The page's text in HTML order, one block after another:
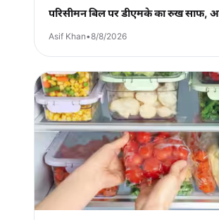
परिसीमन बिल पर डीएमके का रुख साफ,
Asif Khan•8/8/2026